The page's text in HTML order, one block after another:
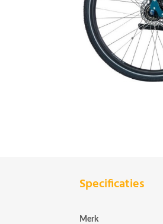
Specificaties
Merk